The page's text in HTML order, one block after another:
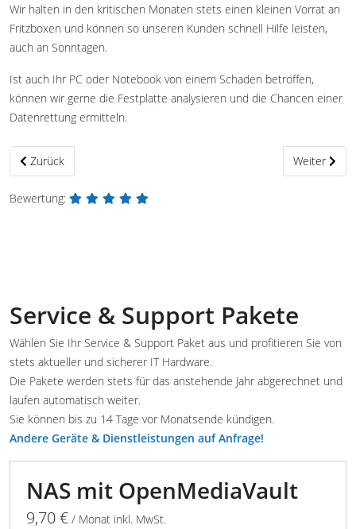
Wir halten in den kritischen Monaten stets einen kleinen Vorrat an
Fritzboxen und können so unseren Kunden schnell Hilfe leisten,
auch an Sonntagen.
Ist auch Ihr PC oder Notebook von einem Schaden betroffen,
können wir gerne die Festplatte analysieren und die Chancen einer
Datenrettung ermitteln.
Vorheriger Beitrag: Computer & Netzwerk
Zurück Nächster
Weiter
Bewertung:
Service & Support Pakete
Wählen Sie Ihr Service & Support Paket aus und profitieren Sie von
stets aktueller und sicherer IT Hardware.
Die Pakete werden stets für das anstehende Jahr abgerechnet und
laufen automatisch weiter.
Sie können bis zu 14 Tage vor Monatsende kündigen.
Andere Geräte & Dienstleistungen auf Anfrage!
NAS mit OpenMediaVault
9,70 € / Monat inkl. MwSt.